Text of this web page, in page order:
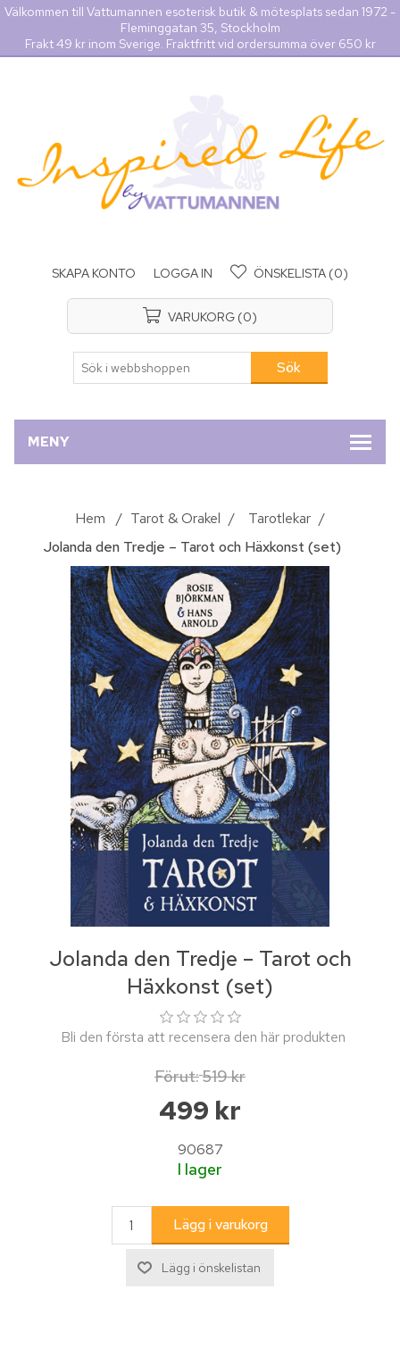
Välkommen till Vattumannen esoterisk butik & mötesplats sedan 1972 -
Fleminggatan 35, Stockholm
Frakt 49 kr inom Sverige. Fraktfritt vid ordersumma över 650 kr
SKAPA KONTO LOGGA IN ÖNSKELISTA (0)
VARUKORG (0)
MENY
Hem / Tarot & Orakel / Tarotlekar /
Jolanda den Tredje – Tarot och Häxkonst (set)
Jolanda den Tredje – Tarot och
Häxkonst (set)
Bli den första att recensera den här produkten
Förut:519 kr
499 kr
90687
I lager